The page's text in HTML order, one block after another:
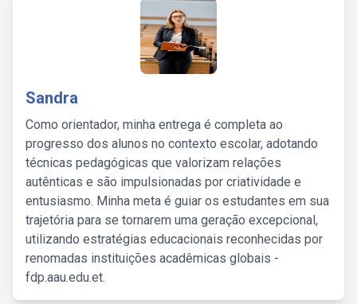
Sandra
Como orientador, minha entrega é completa ao
progresso dos alunos no contexto escolar, adotando
técnicas pedagógicas que valorizam relações
autênticas e são impulsionadas por criatividade e
entusiasmo. Minha meta é guiar os estudantes em sua
trajetória para se tornarem uma geração excepcional,
utilizando estratégias educacionais reconhecidas por
renomadas instituições acadêmicas globais -
fdp.aau.edu.et.